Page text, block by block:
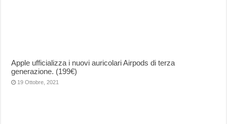
Apple ufficializza i nuovi auricolari Airpods di terza
generazione. (199€)
19 Ottobre, 2021